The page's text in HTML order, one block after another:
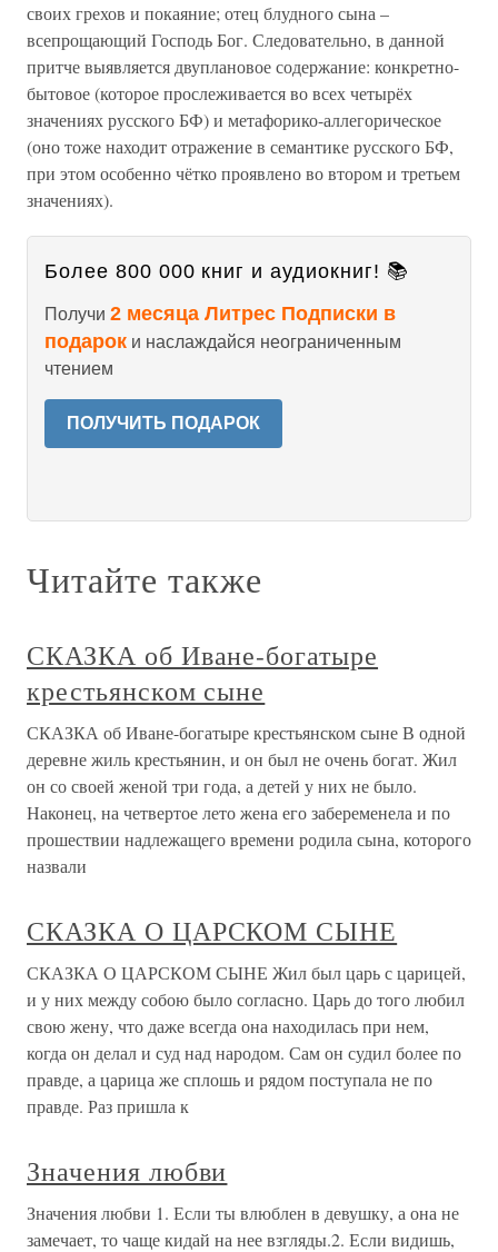
своих грехов и покаяние; отец блудного сына –
всепрощающий Господь Бог. Следовательно, в данной
притче выявляется двуплановое содержание: конкретно-
бытовое (которое прослеживается во всех четырёх
значениях русского БФ) и метафорико-аллегорическое
(оно тоже находит отражение в семантике русского БФ,
при этом особенно чётко проявлено во втором и третьем
значениях).
Более 800 000 книг и аудиокниг! 📚
Получи 2 месяца Литрес Подписки в
подарок и наслаждайся неограниченным
чтением
ПОЛУЧИТЬ ПОДАРОК
Читайте также
СКАЗКА об Иване-богатыре
крестьянском сыне
СКАЗКА об Иване-богатыре крестьянском сыне В одной
деревне жиль крестьянин, и он был не очень богат. Жил
он со своей женой три года, а детей у них не было.
Наконец, на четвертое лето жена его забеременела и по
прошествии надлежащего времени родила сына, которого
назвали
СКАЗКА О ЦАРСКОМ СЫНЕ
СКАЗКА О ЦАРСКОМ СЫНЕ Жил был царь с царицей,
и у них между собою было согласно. Царь до того любил
свою жену, что даже всегда она находилась при нем,
когда он делал и суд над народом. Сам он судил более по
правде, а царица же сплошь и рядом поступала не по
правде. Раз пришла к
Значения любви
Значения любви 1. Если ты влюблен в девушку, а она не
замечает, то чаще кидай на нее взгляды.2. Если видишь,